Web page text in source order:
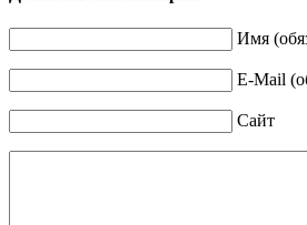
Имя
E-Mail
Сайт